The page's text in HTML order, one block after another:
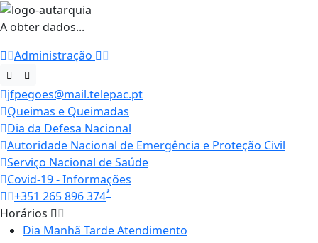
A obter dados...
Administração
jfpegoes@mail.telepac.pt
Queimas e Queimadas
Dia da Defesa Nacional
Autoridade Nacional de Emergência e Proteção Civil
Serviço Nacional de Saúde
Covid-19 - Informações
+351 265 896 374*
Horários
Dia Manhã TardeAtendimento